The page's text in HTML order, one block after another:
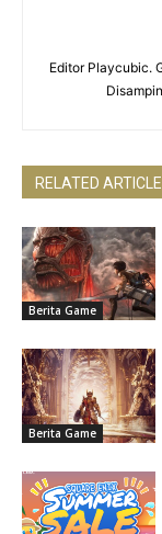
Editor Playcubic.
RELATED
Berita Game
Berita Game